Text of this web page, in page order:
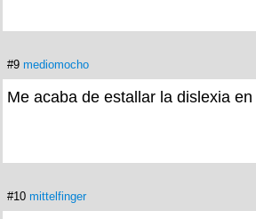
#9 mediomocho
Me acaba de estallar la dislexia
#10 mittelfinger